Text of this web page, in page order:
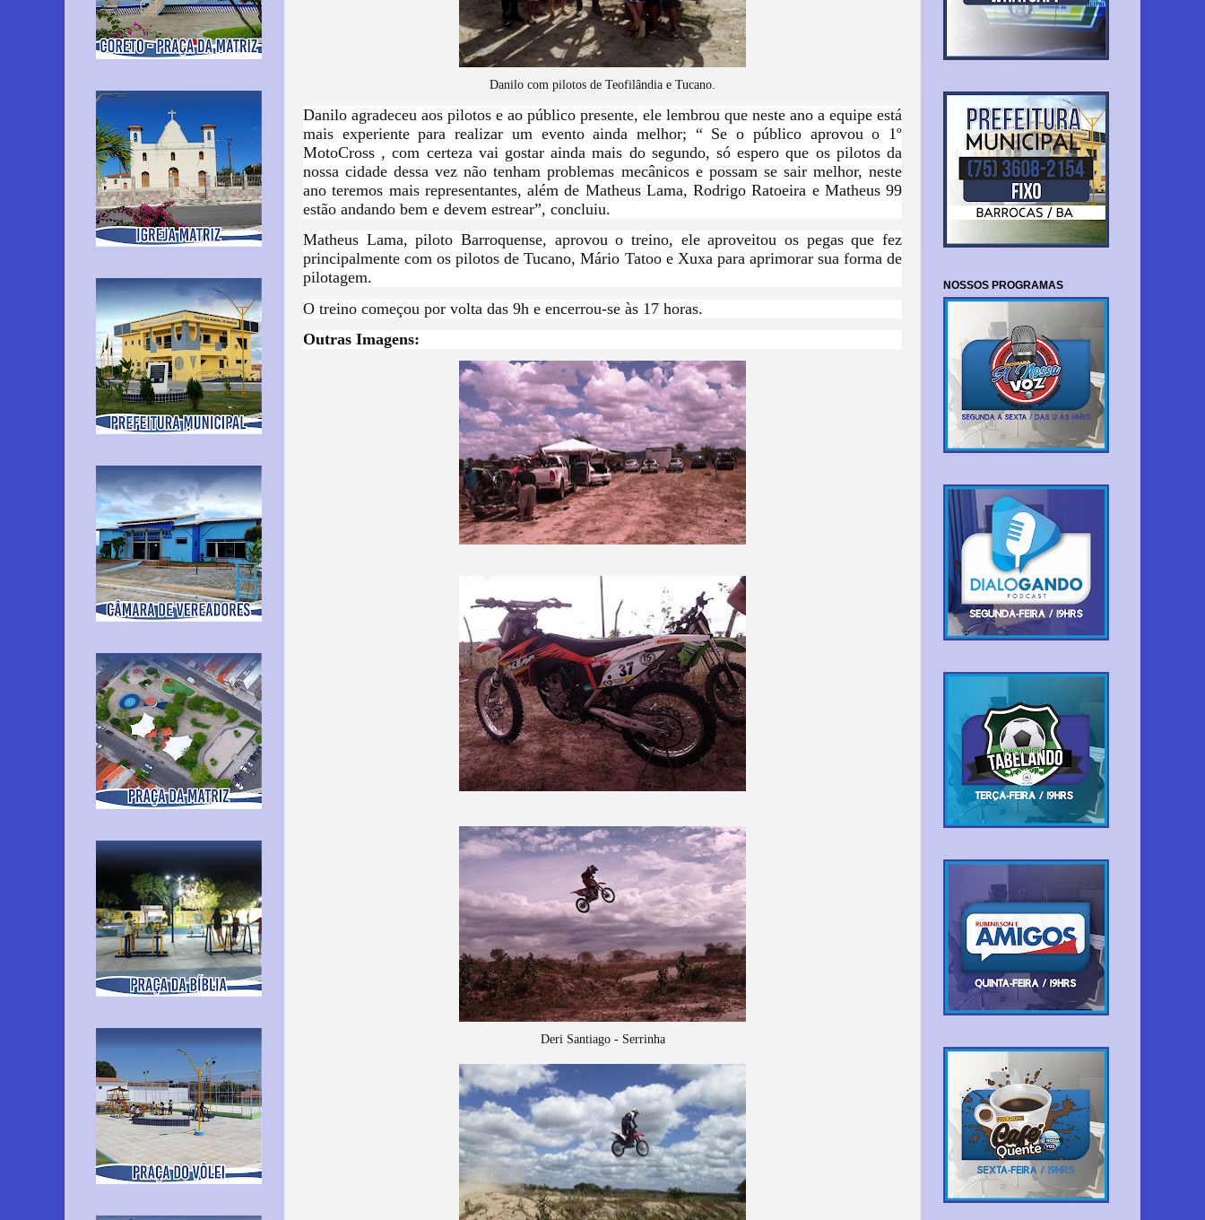
Danilo com pilotos de Teofilândia e Tucano.
Danilo agradeceu aos pilotos e ao público presente, ele lembrou que neste ano a equipe está
mais experiente para realizar um evento ainda melhor; “ Se o público aprovou o 1º
MotoCross , com certeza vai gostar ainda mais do segundo, só espero que os pilotos da
nossa cidade dessa vez não tenham problemas mecânicos e possam se sair melhor, neste
ano teremos mais representantes, além de Matheus Lama, Rodrigo Ratoeira e Matheus 99
estão andando bem e devem estrear”, concluiu.
Matheus Lama, piloto Barroquense, aprovou o treino, ele aproveitou os pegas que fez
principalmente com os pilotos de Tucano, Mário Tatoo e Xuxa para aprimorar sua forma de
pilotagem.
O treino começou por volta das 9h e encerrou-se às 17 horas.
Outras Imagens:
Deri Santiago - Serrinha
NOSSOS PROGRAMAS